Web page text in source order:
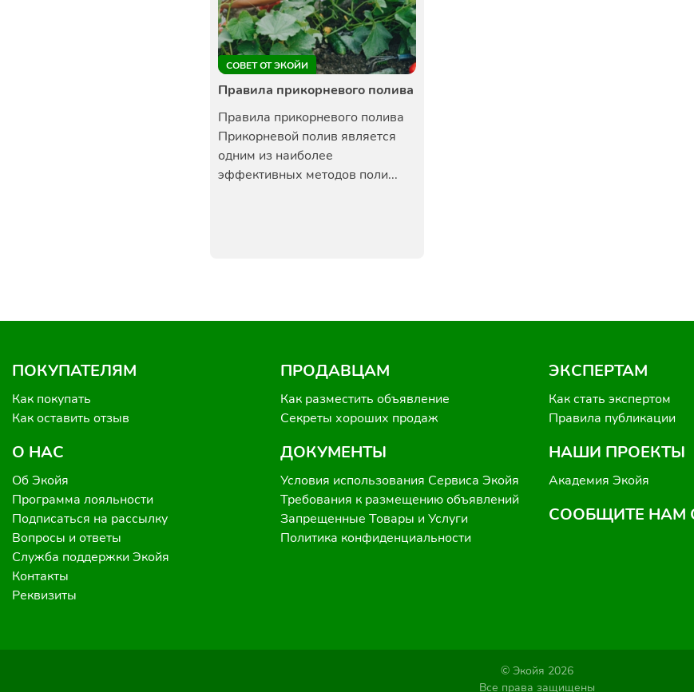
СОВЕТ ОТ ЭКОЙИ
Правила прикорневого полива
Правила прикорневого полива
Прикорневой полив является
одним из наиболее
эффективных методов поли...
ПОКУПАТЕЛЯМ
Как покупать
Как оставить отзыв
О НАС
Об Экойя
Программа лояльности
Подписаться на рассылку
Вопросы и ответы
Служба поддержки Экойя
Контакты
Реквизиты
ПРОДАВЦАМ
Как разместить объявление
Секреты хороших продаж
ДОКУМЕНТЫ
Условия использования Сервиса Экойя
Требования к размещению объявлений
Запрещенные Товары и Услуги
Политика конфиденциальности
ЭКСПЕРТАМ
Как стать экспертом
Правила публикации
НАШИ ПРОЕКТЫ
Академия Экойя
СООБЩИТЕ НАМ
© Экойя 2026
Все права защищены